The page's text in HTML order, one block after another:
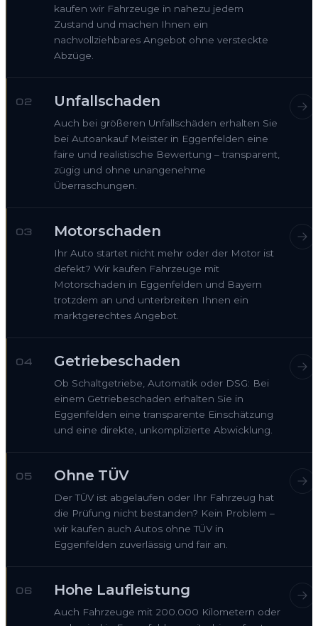
kaufen wir Fahrzeuge in nahezu jedem
Zustand und machen Ihnen ein
nachvollziehbares Angebot ohne versteckte
Abzüge.
02 Unfallschaden
Auch bei größeren Unfallschäden erhalten Sie
bei Autoankauf Meister in Eggenfelden eine
faire und realistische Bewertung – transparent,
zügig und ohne unangenehme
Überraschungen.
03 Motorschaden
Ihr Auto startet nicht mehr oder der Motor ist
defekt? Wir kaufen Fahrzeuge mit
Motorschaden in Eggenfelden und Bayern
trotzdem an und unterbreiten Ihnen ein
marktgerechtes Angebot.
04 Getriebeschaden
Ob Schaltgetriebe, Automatik oder DSG: Bei
einem Getriebeschaden erhalten Sie in
Eggenfelden eine transparente Einschätzung
und eine direkte, unkomplizierte Abwicklung.
05 Ohne TÜV
Der TÜV ist abgelaufen oder Ihr Fahrzeug hat
die Prüfung nicht bestanden? Kein Problem –
wir kaufen auch Autos ohne TÜV in
Eggenfelden zuverlässig und fair an.
06 Hohe Laufleistung
Auch Fahrzeuge mit 200.000 Kilometern oder